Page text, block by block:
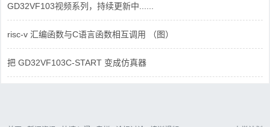
GD32VF103视频系列，持续更新中......
risc-v 汇编函数与C语言函数相互调用 （图）
把 GD32VF103C-START 变成仿真器